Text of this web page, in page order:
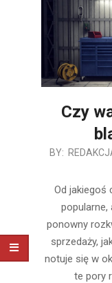
Czy
2020-
BY:
Od jakiegoś
popularne,
ponowny
sprzedaży,
notuje się w
te pory